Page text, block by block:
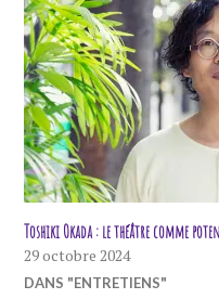
Toshiki Okada : le théâtre comme
29 octobre 2024
DANS "ENTRETIENS"